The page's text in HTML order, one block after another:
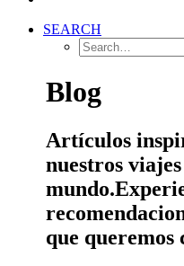
SEARCH
Blog
Artículos
nuestros
mundo.
que